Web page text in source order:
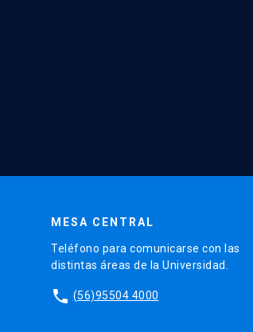
MESA CENTRAL
Teléfono para comunicarse con las
distintas áreas de la Universidad.
phone (56)95504 4000